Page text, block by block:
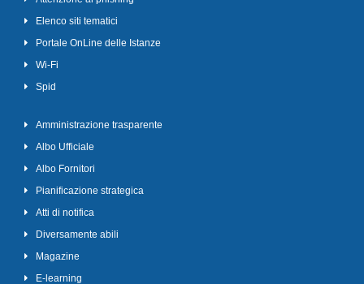
Elenco siti tematici
Portale OnLine delle Istanze
Wi-Fi
Spid
Amministrazione trasparente
Albo Ufficiale
Albo Fornitori
Pianificazione strategica
Atti di notifica
Diversamente abili
Magazine
E-learning